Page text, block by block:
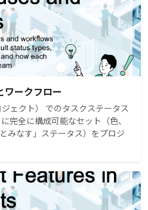
ワークフロー
ェクト） でのタスクステータス
完全に構成可能なセット（色、
みなす」ステータス）をプロジ